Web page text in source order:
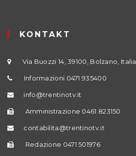
KONTAKT
Via Buozzi 14, 39100, Bolzano, Italia
Informazioni 0471 935400
info@trentinotv.it
Amministrazione 0461 823150
contabilita@trentinotv.it
Redazione 0471 501976